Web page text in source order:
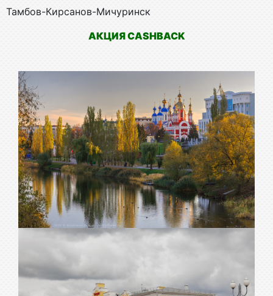
Тамбов-Кирсанов-Мичуринск
АКЦИЯ CASHBACK